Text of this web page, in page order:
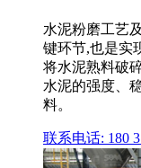
水泥粉磨工艺
键环节,也是实
将水泥熟料破
水泥的强度、
料。
联系电话: 180